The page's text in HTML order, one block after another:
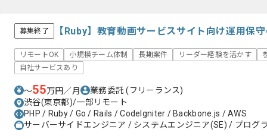
募集終了 【Ruby】教育動画サービスサイト向け運用保
リモートOK 小規模チーム体制 長期案件 リーダー経験を活かす
自社サービスあり
〜55万円／月 業務委託(フリーランス)
渋谷(東京都)/一部リモート
PHP / Ruby / Go / Rails / CodeIgniter / Backbone.js / AWS
サーバーサイドエンジニア / システムエンジニア(SE) / プログ